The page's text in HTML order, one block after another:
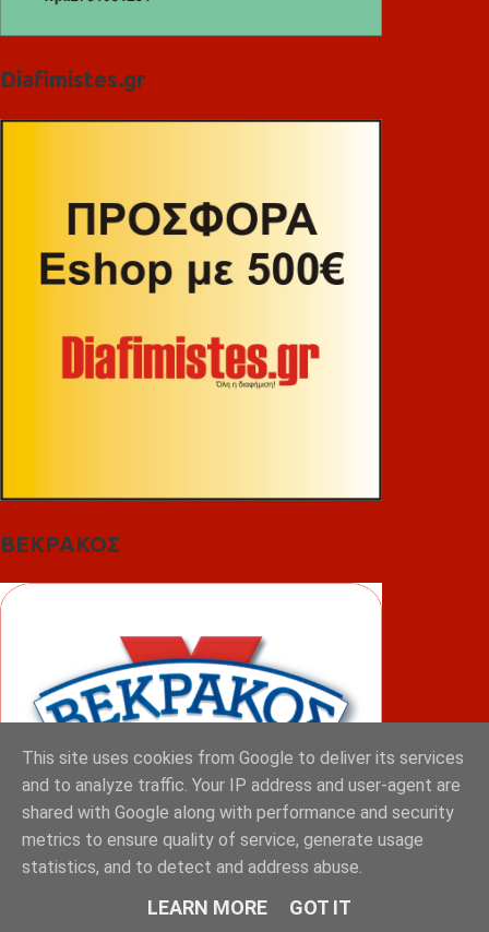
Diafimistes.gr
ΒΕΚΡΑΚΟΣ
This site uses cookies from Google to deliver its services
and to analyze traffic. Your IP address and user-agent are
shared with Google along with performance and security
metrics to ensure quality of service, generate usage
statistics, and to detect and address abuse.
LEARN MORE GOT IT